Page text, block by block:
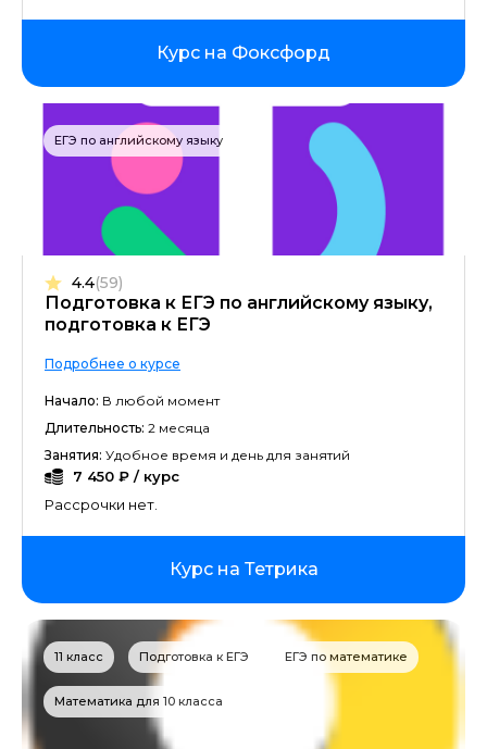
Курс на Фоксфорд
ЕГЭ по английскому языку
Подготовка к ЕГЭ по английскому языку,
подготовка к ЕГЭ
4.4(59)
Подробнее о курсе
Начало: В любой момент
Длительность: 2 месяца
Занятия: Удобное время и день для занятий
7 450 ₽ / курс
Рассрочки нет.
Курс на Тетрика
11 класс Подготовка к ЕГЭ ЕГЭ по математике
Математика для 10 класса